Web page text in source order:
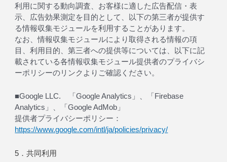
利用に関する動向調査、お客様に適した広告配信・表
示、広告効果測定を目的として、以下の第三者が提供す
る情報収集モジュールを利用することがあります。
なお、情報収集モジュールにより取得される情報の項
目、利用目的、第三者への提供等については、以下に記
載されている各情報収集モジュール提供者のプライバシ
ーポリシーのリンクよりご確認ください。
■Google LLC. 「Google Analytics」、「Firebase
Analytics」、「Google AdMob」
提供者プライバシーポリシー：
https://www.google.com/intl/ja/policies/privacy/
5．共同利用